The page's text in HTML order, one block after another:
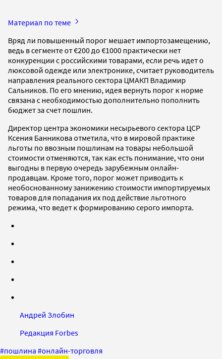
Материал по теме
Вряд ли повышенный порог мешает импортозамещению,
ведь в сегменте от €200 до €1000 практически нет
конкуренции с российскими товарами, если речь идет о
люксовой одежде или электронике, считает руководитель
направления реального сектора ЦМАКП Владимир
Сальников. По его мнению, идея вернуть порог к норме
связана с необходимостью дополнительно пополнить
бюджет за счет пошлин.
Директор центра экономики несырьевого сектора ЦСР
Ксения Банникова отметила, что в мировой практике
льготы по ввозным пошлинам на товары небольшой
стоимости отменяются, так как есть понимание, что они
выгодны в первую очередь зарубежным онлайн-
продавцам. Кроме того, порог может приводить к
необоснованному занижению стоимости импортируемых
товаров для попадания их под действие льготного
режима, что ведет к формированию серого импорта.
Андрей Злобин
Редакция Forbes
#пошлина #онлайн-торговля